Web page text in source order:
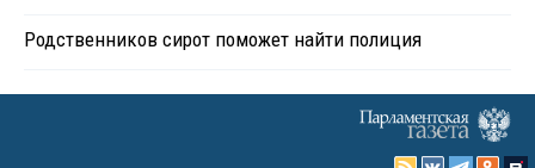
Родственников сирот поможет найти полиция